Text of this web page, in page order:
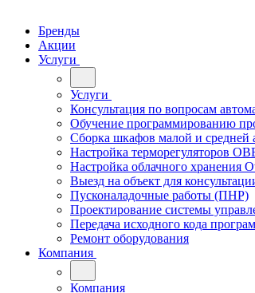
Бренды
Акции
Услуги
Услуги
Консультация по вопросам
Обучение программированию
Сборка шкафов малой и средней
Настройка терморегуляторов
Настройка облачного хранения
Выезд на объект для
Пусконаладочные работы (ПНР)
Проектирование системы
Передача исходного кода
Ремонт оборудования
Компания
Компания